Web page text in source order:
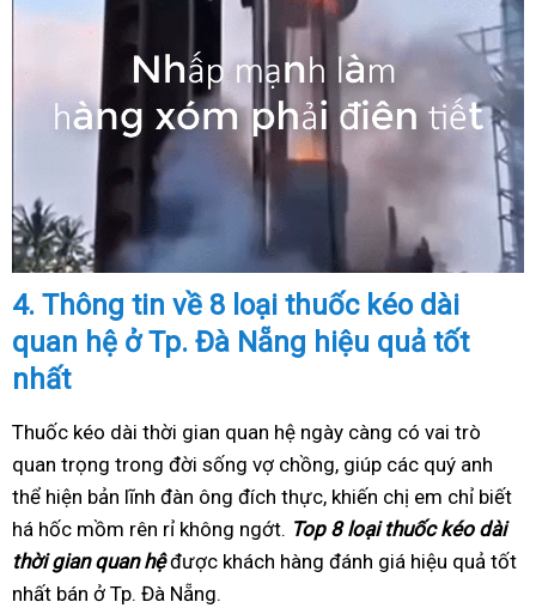
4. Thông tin về 8 loại thuốc kéo dài
quan hệ ở Tp. Đà Nẵng hiệu quả tốt
nhất
Thuốc kéo dài thời gian quan hệ ngày càng có vai trò
quan trọng trong đời sống vợ chồng, giúp các quý anh
thể hiện bản lĩnh đàn ông đích thực, khiến chị em chỉ biết
há hốc mồm rên rỉ không ngớt. Top 8 loại thuốc kéo dài
thời gian quan hệđược khách hàng đánh giá hiệu quả tốt
nhất bán ở Tp. Đà Nẵng.